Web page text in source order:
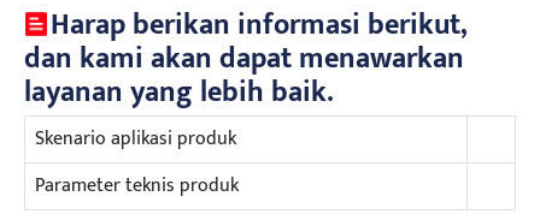
Harap berikan informasi berikut,
dan kami akan dapat menawarkan
layanan yang lebih baik.
Skenario aplikasi produk
Parameter teknis produk